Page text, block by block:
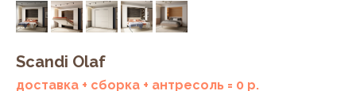
Scandi Olaf
доставка + сборка + антресоль = 0 р.